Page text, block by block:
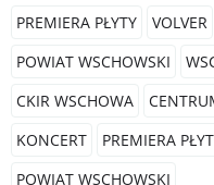
PREMIERA PŁYTY
VOLVER
POWIAT WSCHOWSKI
CKIR WSCHOWA
KONCERT
PREMIERA
POWIAT WSCHOWSKI